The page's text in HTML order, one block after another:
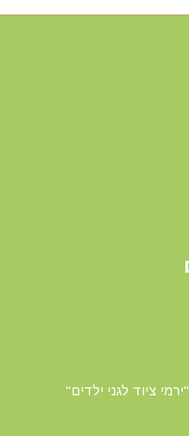
"ירמי ציוד לגני ילדים"